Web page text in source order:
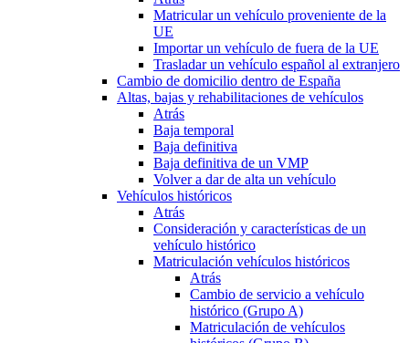
Matricular un vehículo proveniente de la
UE
Importar un vehículo de fuera de la UE
Trasladar un vehículo español al extranjero
Cambio de domicilio dentro de España
Altas, bajas y rehabilitaciones de vehículos
Atrás
Baja temporal
Baja definitiva
Baja definitiva de un VMP
Volver a dar de alta un vehículo
Vehículos históricos
Atrás
Consideración y características de un
vehículo histórico
Matriculación vehículos históricos
Atrás
Cambio de servicio a vehículo
histórico (Grupo A)
Matriculación de vehículos